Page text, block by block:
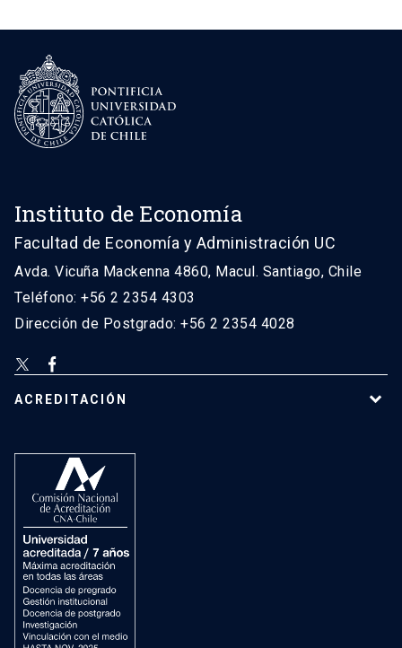
Instituto de Economía
Facultad de Economía y Administración UC
Avda. Vicuña Mackenna 4860, Macul. Santiago, Chile
Teléfono: +56 2 2354 4303
Dirección de Postgrado: +56 2 2354 4028
ACREDITACIÓN